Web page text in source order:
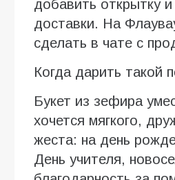
добавить открытку
доставки. На
сделать в чате с
Когда дарить такой
Букет из зефира
хочется мягкого,
жеста: на день
День учителя,